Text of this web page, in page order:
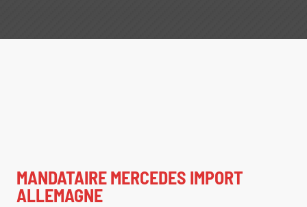
MANDATAIRE MERCEDES IMPORT
ALLEMAGNE